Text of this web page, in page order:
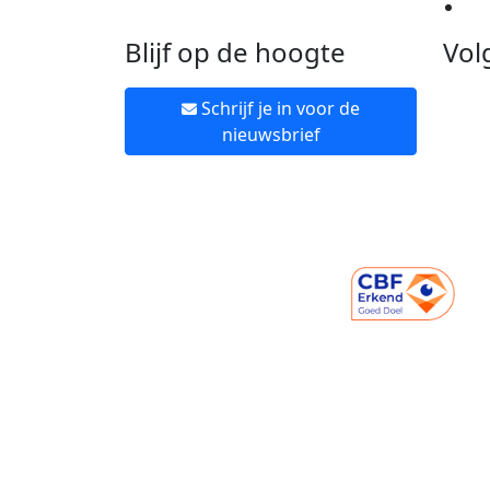
Blijf op de hoogte
Schrijf je in voor de
nieuwsbrief